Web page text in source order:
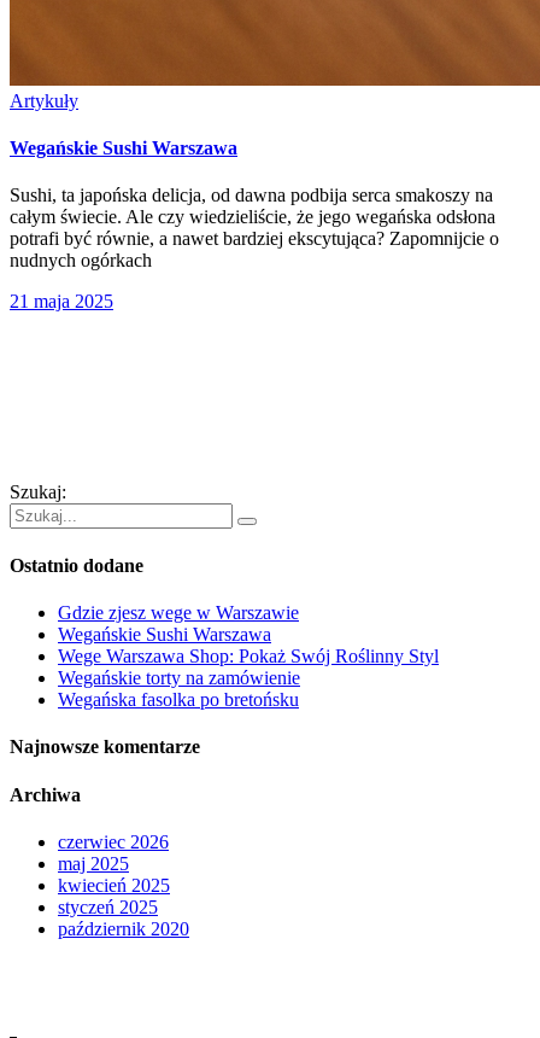
Artykuły
Wegańskie Sushi Warszawa
Sushi, ta japońska delicja, od dawna podbija serca smakoszy na
całym świecie. Ale czy wiedzieliście, że jego wegańska odsłona
potrafi być równie, a nawet bardziej ekscytująca? Zapomnijcie o
nudnych ogórkach
21 maja 2025
Szukaj:
Ostatnio dodane
Gdzie zjesz wege w Warszawie
Wegańskie Sushi Warszawa
Wege Warszawa Shop: Pokaż Swój Roślinny Styl
Wegańskie torty na zamówienie
Wegańska fasolka po bretońsku
Najnowsze komentarze
Archiwa
czerwiec 2026
maj 2025
kwiecień 2025
styczeń 2025
październik 2020